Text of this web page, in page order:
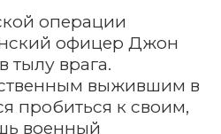
операции
офицер Джон
тылу врага.
выжившим в
пробиться к своим,
военный